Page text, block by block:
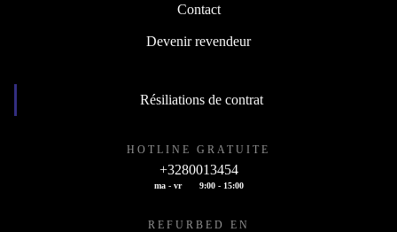
Contact
Devenir revendeur
Résiliations de contrat
HOTLINE GRATUITE
+3280013454
ma - vr 9:00 - 15:00
REFURBED EN